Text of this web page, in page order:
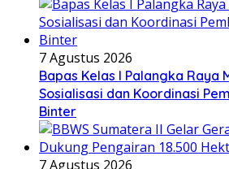
7 Agustus 2026
Bapas Kelas I Palangka Raya
Sosialisasi dan Koordinasi
Binter
7 Agustus 2026